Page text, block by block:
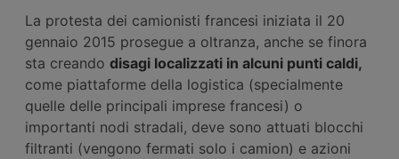
La protesta dei camionisti francesi iniziata il 20
gennaio 2015 prosegue a oltranza, anche se finora
sta creando disagi localizzati in alcuni punti caldi,
come piattaforme della logistica (specialmente
quelle delle principali imprese francesi) o
importanti nodi stradali, deve sono attuati blocchi
filtranti (vengono fermati solo i camion) e azioni